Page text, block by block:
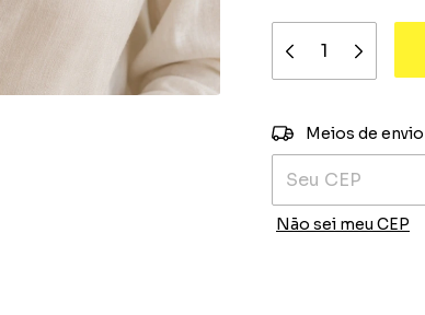
Entregas para o CEP:
Meios de envio
Não sei meu CEP